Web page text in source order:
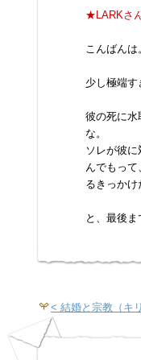
★LARKさ
こんばんは
少し極端す
彼の死に水
な。
ソレが彼に
んでもって
るきっかけ
と、最後ま
< 結婚と宗教（キ